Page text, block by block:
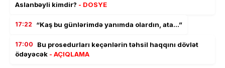
Aslanbəyli kimdir? - DOSYE
17:22 “Kaş bu günlərimdə yanımda olardın, ata…”
17:00
Bu prosedurları keçənlərin təhsil haqqını dövlət
ödəyəcək - AÇIQLAMA